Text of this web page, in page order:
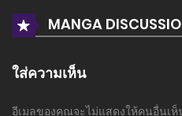
MANGA
ใส่ความเห็น
อีเมลของคุณจะไม่แสดงให้คนอื่นเห็